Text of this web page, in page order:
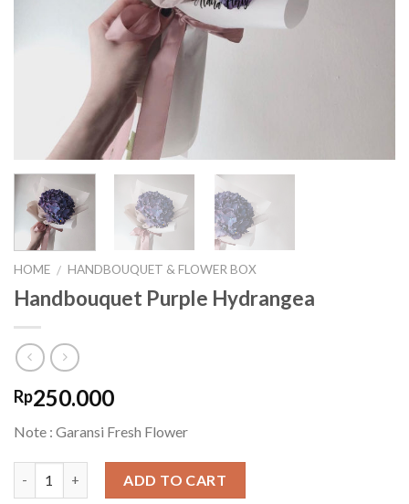
HOME / HANDBOUQUET & FLOWER BOX
Handbouquet Purple Hydrangea
Rp250.000
Note : Garansi Fresh Flower
Quantity ADD TO CART